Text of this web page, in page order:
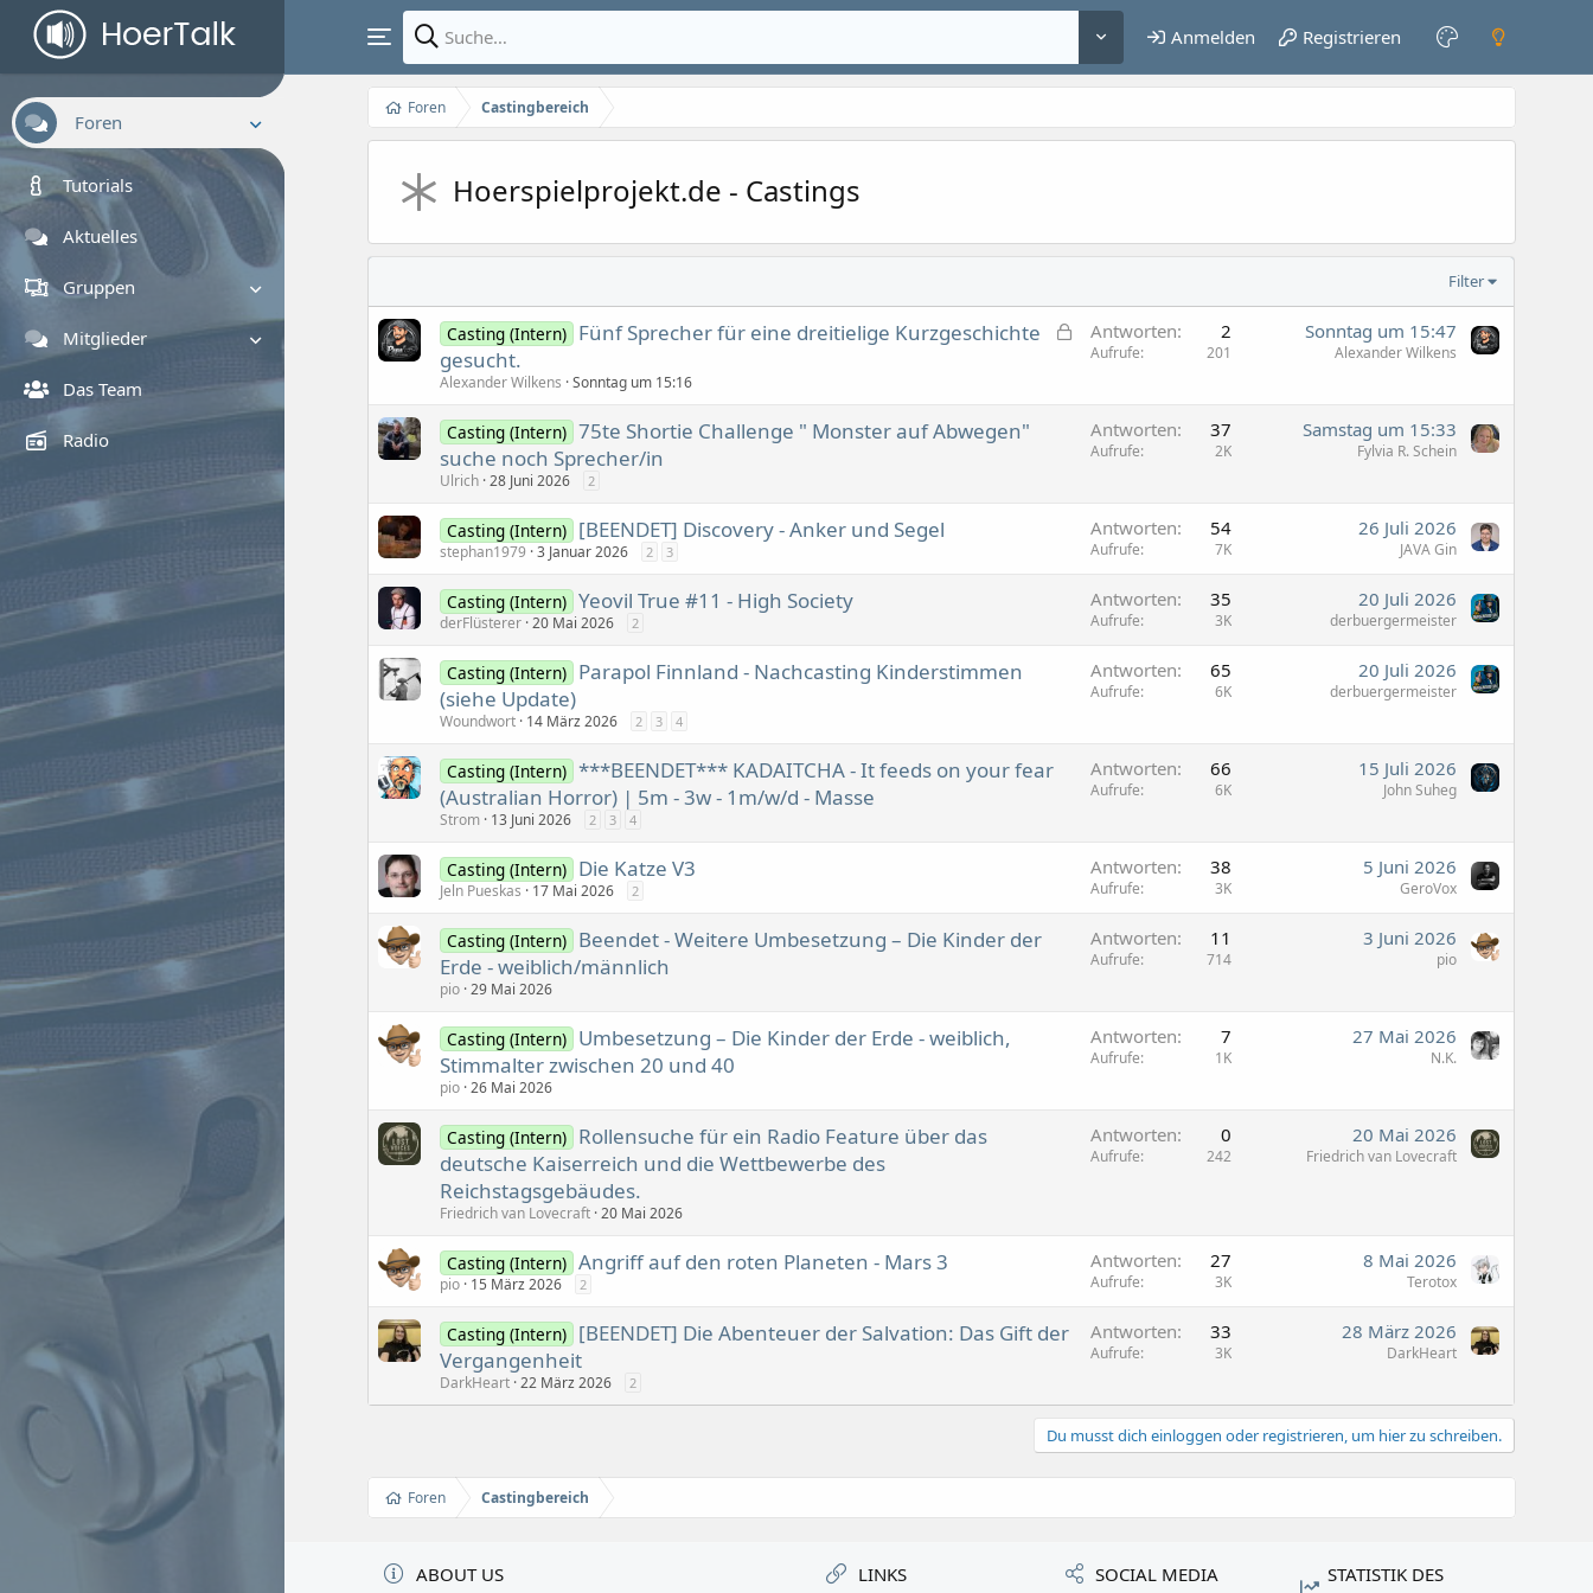
Foren
Neue Beiträge
Foren durchsuchen
Tutorials
Aktuelles
Gruppen
Gruppe suchen
Mitglieder
Registrierte Mitglieder
Zurzeit aktive Besucher
Das Team
Radio
Anmelden Registrieren
Foren Castingbereich
Hoerspielprojekt.de - Castings
Filter
G
Casting (Intern) Fünf Sprecher für eine dreitielige Kurzgeschichte
gesucht.
Alexander Wilkens Sonntag um 15:16
Antworten 2
Aufrufe 201
Sonntag um 15:47
Alexander Wilkens
Casting (Intern) 75te Shortie Challenge " Monster auf Abwegen"
suche noch Sprecher/in
Ulrich 28 Juni 2026 2
Antworten 37
Aufrufe 2K
Samstag um 15:33
Fylvia R. Schein
Casting (Intern) [BEENDET] Discovery - Anker und Segel
stephan1979 3 Januar 2026 2 3
Antworten 54
Aufrufe 7K
26 Juli 2026
JAVA Gin
Casting (Intern) Yeovil True #11 - High Society
derFlüsterer 20 Mai 2026 2
Antworten 35
Aufrufe 3K
20 Juli 2026
derbuergermeister
Casting (Intern) Parapol Finnland - Nachcasting Kinderstimmen
(siehe Update)
Woundwort 14 März 2026 2 3 4
Antworten 65
Aufrufe 6K
20 Juli 2026
derbuergermeister
Casting (Intern) ***BEENDET*** KADAITCHA - It feeds on your fear
(Australian Horror) | 5m - 3w - 1m/w/d - Masse
Strom 13 Juni 2026 2 3 4
Antworten 66
Aufrufe 6K
15 Juli 2026
John Suheg
Casting (Intern) Die Katze V3
Jeln Pueskas 17 Mai 2026 2
Antworten 38
Aufrufe 3K
5 Juni 2026
GeroVox
Casting (Intern) Beendet - Weitere Umbesetzung – Die Kinder der
Erde - weiblich/männlich
pio 29 Mai 2026
Antworten 11
Aufrufe 714
3 Juni 2026
pio
Casting (Intern) Umbesetzung – Die Kinder der Erde - weiblich,
Stimmalter zwischen 20 und 40
pio 26 Mai 2026
Antworten 7
Aufrufe 1K
27 Mai 2026
N.K.
Casting (Intern) Rollensuche für ein Radio Feature über das
deutsche Kaiserreich und die Wettbewerbe des
Reichstagsgebäudes.
Friedrich van Lovecraft 20 Mai 2026
Antworten 0
Aufrufe 242
20 Mai 2026
Friedrich van Lovecraft
Casting (Intern) Angriff auf den roten Planeten - Mars 3
pio 15 März 2026 2
Antworten 27
Aufrufe 3K
8 Mai 2026
Terotox
Casting (Intern) [BEENDET] Die Abenteuer der Salvation: Das Gift der
Vergangenheit
DarkHeart 22 März 2026 2
Antworten 33
Aufrufe 3K
28 März 2026
DarkHeart
Du musst dich einloggen oder registrieren, um hier zu schreiben.
Foren Castingbereich
ABOUT US LINKS SOCIAL MEDIA
STATISTIK DES